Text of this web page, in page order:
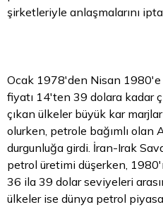
şirketleriyle anlaşmalarını
Ocak 1978'den Nisan
fiyatı 14'ten 39 dolara kadar
çıkan ülkeler büyük kar
olurken, petrole bağımlı olan
durgunluğa girdi. İran-Irak
petrol üretimi düşerken,
36 ila 39 dolar seviyeleri
ülkeler ise dünya petrol